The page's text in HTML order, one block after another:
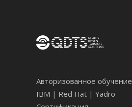
Авторизованное обучение
IBM | Red Hat | Yadro